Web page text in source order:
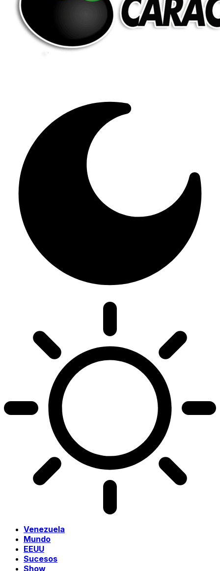
Venezuela
Mundo
EEUU
Sucesos
Show